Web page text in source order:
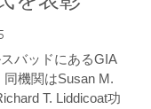
バッドにあるGIA
機関はSusan M.
T. Liddicoat功